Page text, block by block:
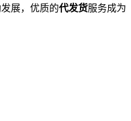
展，优质的代发货服务成为